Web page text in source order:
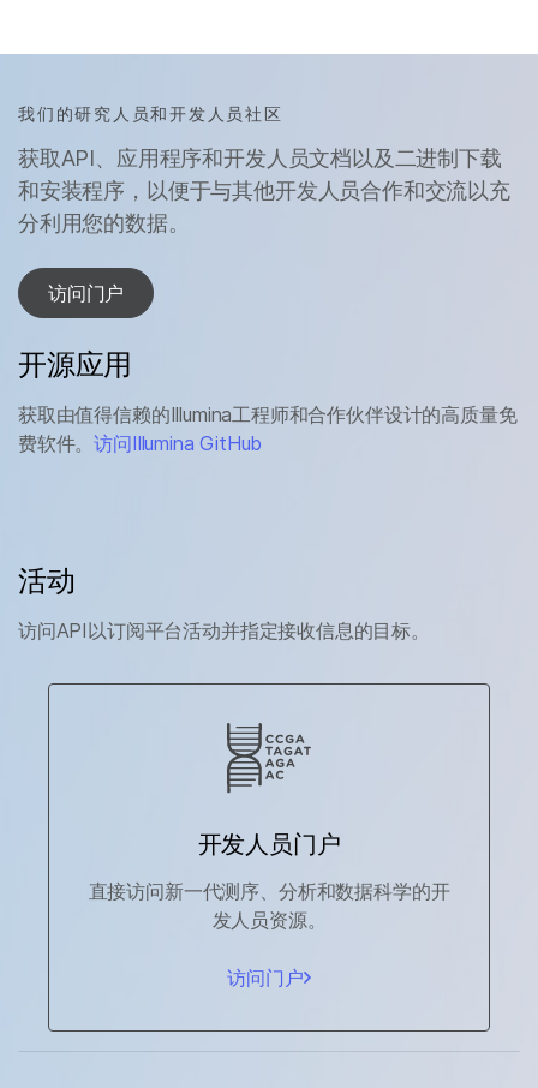
我们的研究人员和开发人员社区
获取API、应用程序和开发人员文档以及二进制下载
和安装程序，以便于与其他开发人员合作和交流以充
分利用您的数据。
访问门户
开源应用
获取由值得信赖的Illumina工程师和合作伙伴设计的高质量免
费软件。访问Illumina GitHub
活动
访问API以订阅平台活动并指定接收信息的目标。
开发人员门户
直接访问新一代测序、分析和数据科学的开
发人员资源。
访问门户